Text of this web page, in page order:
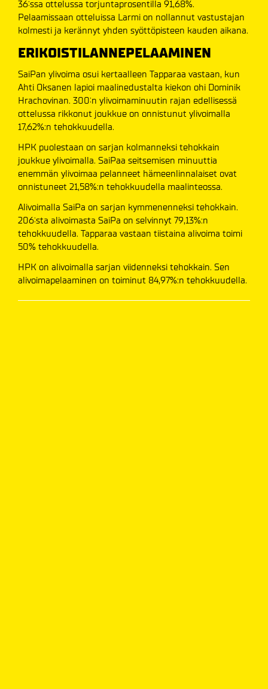
36:ssa ottelussa torjuntaprosentilla 91,68%.
Pelaamissaan otteluissa Larmi on nollannut vastustajan
kolmesti ja kerännyt yhden syöttöpisteen kauden aikana.
ERIKOISTILANNEPELAAMINEN
SaiPan ylivoima osui kertaalleen Tapparaa vastaan, kun
Ahti Oksanen lapioi maalinedustalta kiekon ohi Dominik
Hrachovinan. 300:n ylivoimaminuutin rajan edellisessä
ottelussa rikkonut joukkue on onnistunut ylivoimalla
17,62%:n tehokkuudella.
HPK puolestaan on sarjan kolmanneksi tehokkain
joukkue ylivoimalla. SaiPaa seitsemisen minuuttia
enemmän ylivoimaa pelanneet hämeenlinnalaiset ovat
onnistuneet 21,58%:n tehokkuudella maalinteossa.
Alivoimalla SaiPa on sarjan kymmenenneksi tehokkain.
206:sta alivoimasta SaiPa on selvinnyt 79,13%:n
tehokkuudella. Tapparaa vastaan tiistaina alivoima toimi
50% tehokkuudella.
HPK on alivoimalla sarjan viidenneksi tehokkain. Sen
alivoimapelaaminen on toiminut 84,97%:n tehokkuudella.